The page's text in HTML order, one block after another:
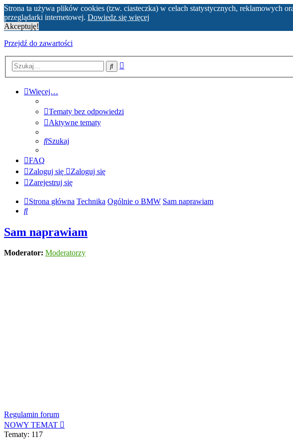
Strona ta używa plików cookies (tzw. ciasteczka) w celach statystycznych, reklamowych
przeglądarki internetowej. Dowiedz się więcej
Akceptuję!
Przejdź do zawartości
Szukaj
Więcej…
Tematy bez odpowiedzi
Aktywne tematy
Szukaj
FAQ
Zaloguj się
Zaloguj się
Zarejestruj się
Strona główna Technika Ogólnie o BMW Sam naprawiam
Szukaj
Sam naprawiam
Moderator: Moderatorzy
Regulamin forum
NOWY TEMAT
Tematy: 117